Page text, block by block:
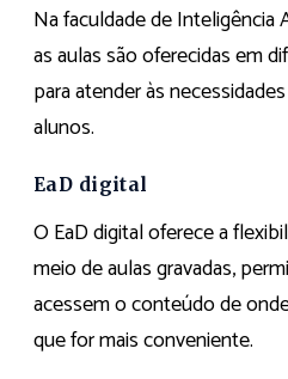
Na faculdade de Inteligência
as aulas são oferecidas em
para atender às
alunos.
EaD digital
O EaD digital oferece a
meio de aulas gravadas,
acessem o conteúdo de
que for mais conveniente.